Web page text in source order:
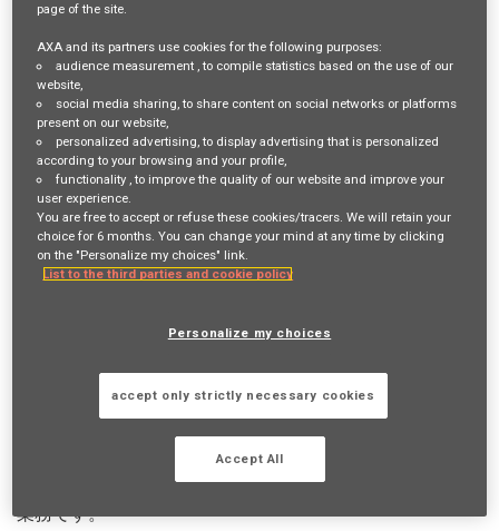
18399
ｱｿｼｴｲﾄ
Mayu HIRASAWA
30/06/2026
mail_outline
今後、この検索に一致する仕事の情報を取得
ログイン
UI.OR 登録する
【職務内容/ Job Description】
私たちの仕事は、保険金や給付金の支払査定に関する企画
業務です。
page of the site.
AXA and its partners use cookies for the following purposes:
audience measurement , to compile statistics based on the use of our
website,
social media sharing, to share content on social networks or platforms
present on our website,
personalized advertising, to display advertising that is personalized
according to your browsing and your profile,
functionality , to improve the quality of our website and improve your
user experience.
You are free to accept or refuse these cookies/tracers. We will retain your
choice for 6 months. You can change your mind at any time by clicking
on the "Personalize my choices" link.
List to the third parties and cookie policy
Personalize my choices
accept only strictly necessary cookies
Accept All